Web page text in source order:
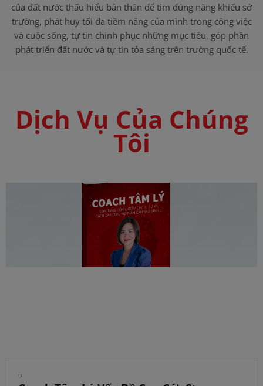
cho khách hàng và đối tác làm kim chỉ nam cho mọi hoạt
động của công ty.
Dịch Vụ Của Chúng
Tôi
u